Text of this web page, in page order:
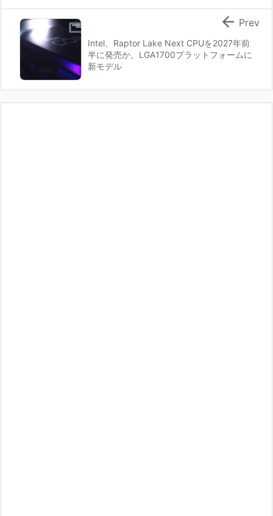
Intel、Raptor Lake Next CPUを2027年前
半に発売か。LGA1700プラットフォームに
新モデル
 Prev